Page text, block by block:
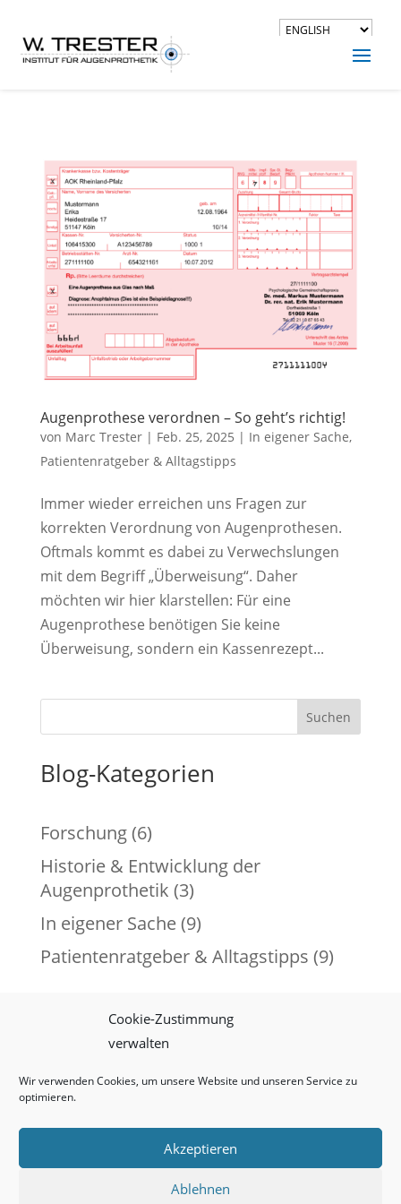
Cookie-Zustimmung
verwalten
Wir verwenden Cookies, um unsere Website und unseren Service zu
optimieren.
Akzeptieren
Ablehnen
Augenprothese verordnen – So geht’s richtig!
von Marc Trester| Feb. 25, 2025 | In eigener Sache,
Patientenratgeber & Alltagstipps
Immer wieder erreichen uns Fragen zur
korrekten Verordnung von Augenprothesen.
Oftmals kommt es dabei zu Verwechslungen
mit dem Begriff „Überweisung“. Daher
möchten wir hier klarstellen: Für eine
Augenprothese benötigen Sie keine
Überweisung, sondern ein Kassenrezept...
Suchen
Blog-Kategorien
Forschung(6)
Historie & Entwicklung der
Augenprothetik (3)
In eigener Sache(9)
Patientenratgeber & Alltagstipps (9)
Impressum
W. Trester – Institut für Augenprothetik GmbH